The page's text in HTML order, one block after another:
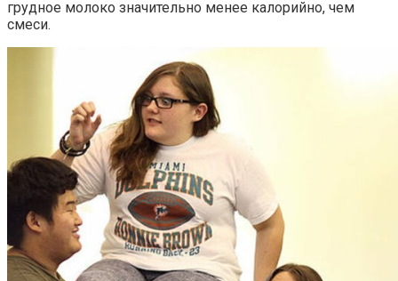
грудное молоко значительно менее калорийно, чем
смеси.